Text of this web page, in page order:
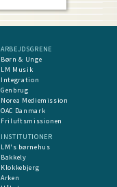
ARBEJDSGRENE
Børn & Unge
LM Musik
Integration
Genbrug
Norea Mediemission
OAC Danmark
Friluftsmissionen
INSTITUTIONER
LM's børnehus
Bakkely
Klokkebjerg
Arken